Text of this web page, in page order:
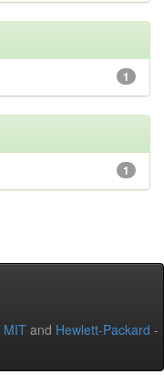
1
1
MIT and Hewlett-Packard -